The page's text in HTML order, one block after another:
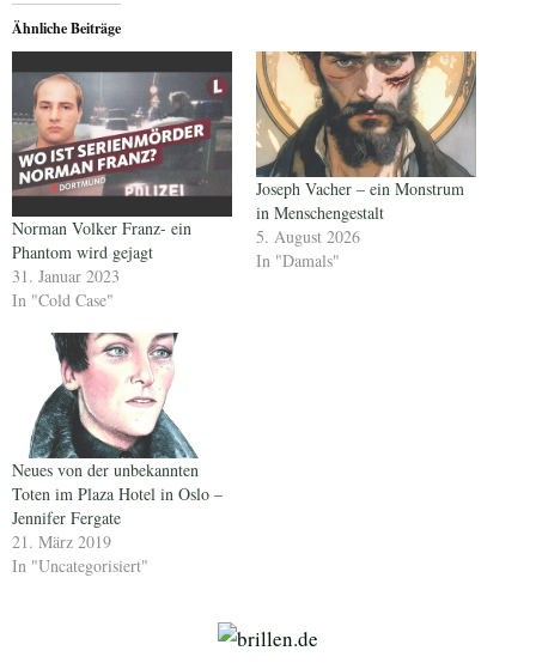
Ähnliche Beiträge
Norman Volker Franz- ein
Phantom wird gejagt
31. Januar 2023
In "Cold Case"
Joseph Vacher – ein Monstrum
in Menschengestalt
5. August 2026
In "Damals"
Neues von der unbekannten
Toten im Plaza Hotel in Oslo –
Jennifer Fergate
21. März 2019
In "Uncategorisiert"